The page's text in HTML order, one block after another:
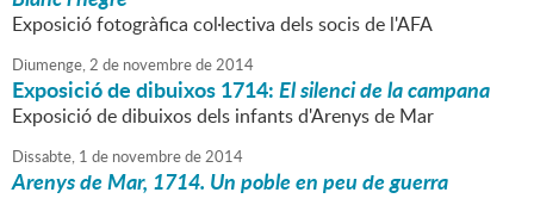
Exposició fotogràfica col·lectiva dels socis de l'AFA
Diumenge,2 de novembrede2014
Exposició de dibuixos 1714:El silenci de la campana
Exposició de dibuixos dels infants d'Arenys de Mar
Dissabte, 1 de novembrede2014
Arenys de Mar, 1714. Un poble en peu de guerra